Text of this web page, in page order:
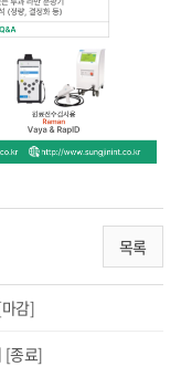
목록
감]
[종료]